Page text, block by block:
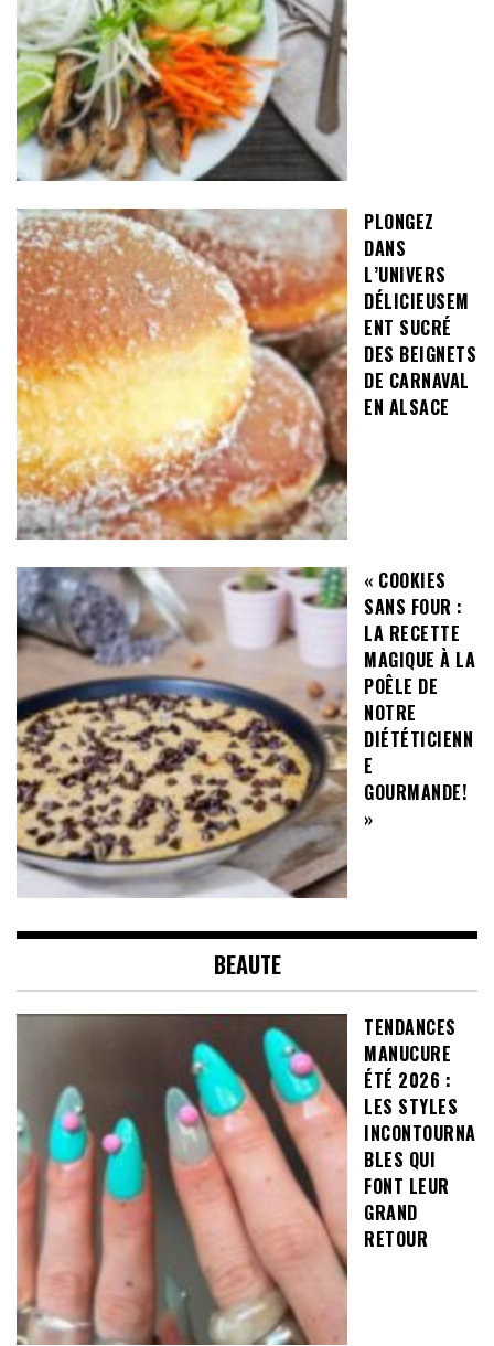
PLONGEZ
DANS
L’UNIVERS
DÉLICIEUSEM
ENT SUCRÉ
DES BEIGNETS
DE CARNAVAL
EN ALSACE
« COOKIES
SANS FOUR :
LA RECETTE
MAGIQUE À LA
POÊLE DE
NOTRE
DIÉTÉTICIENN
E
GOURMANDE!
»
BEAUTE
TENDANCES
MANUCURE
ÉTÉ 2026 :
LES STYLES
INCONTOURNA
BLES QUI
FONT LEUR
GRAND
RETOUR